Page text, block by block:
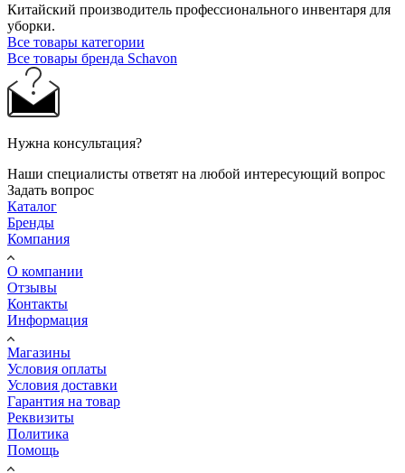
Китайский производитель профессионального инвентаря для
уборки.
Все товары категории
Все товары бренда Schavon
Нужна консультация?
Наши специалисты ответят на любой интересующий вопрос
Задать вопрос
Каталог
Бренды
Компания
О компании
Отзывы
Контакты
Информация
Магазины
Условия оплаты
Условия доставки
Гарантия на товар
Реквизиты
Политика
Помощь